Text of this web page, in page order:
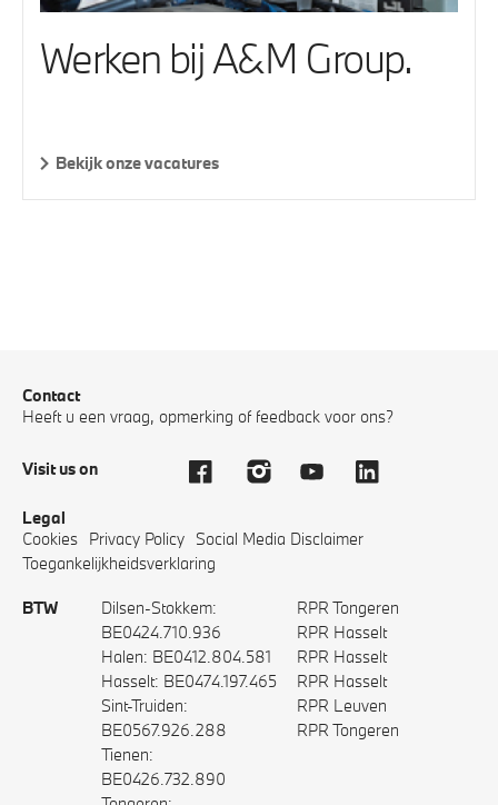
Werken bij A&M Group.
Bekijk onze vacatures
Contact
Heeft u een vraag, opmerking of feedback voor ons?
Visit us on
Legal
Cookies Privacy Policy Social Media Disclaimer
Toegankelijkheidsverklaring
BTW
Dilsen-Stokkem:
BE0424.710.936
Halen: BE0412.804.581
Hasselt: BE0474.197.465
Sint-Truiden:
BE0567.926.288
Tienen:
BE0426.732.890
RPR Tongeren
RPR Hasselt
RPR Hasselt
RPR Hasselt
RPR Leuven
RPR Tongeren